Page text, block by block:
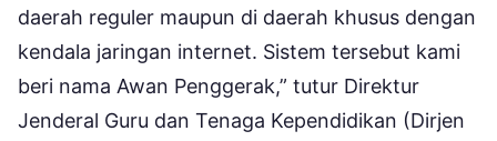
daerah reguler maupun di daerah khusus dengan
kendala jaringan internet. Sistem tersebut kami
beri nama Awan Penggerak,” tutur Direktur
Jenderal Guru dan Tenaga Kependidikan (Dirjen